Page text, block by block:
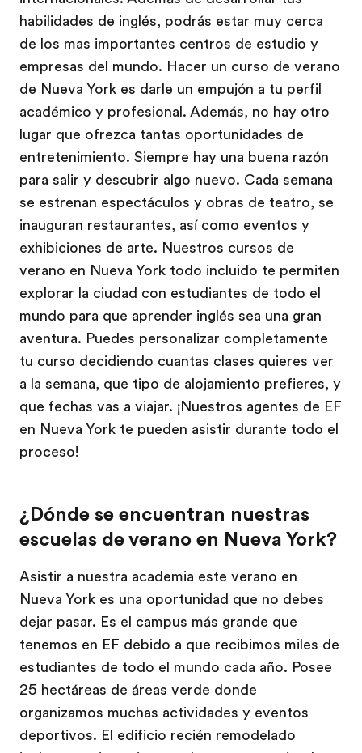
habilidades de inglés, podrás estar muy cerca
de los mas importantes centros de estudio y
empresas del mundo. Hacer un curso de verano
de Nueva York es darle un empujón a tu perfil
académico y profesional. Además, no hay otro
lugar que ofrezca tantas oportunidades de
entretenimiento. Siempre hay una buena razón
para salir y descubrir algo nuevo. Cada semana
se estrenan espectáculos y obras de teatro, se
inauguran restaurantes, así como eventos y
exhibiciones de arte. Nuestros cursos de
verano en Nueva York todo incluido te permiten
explorar la ciudad con estudiantes de todo el
mundo para que aprender inglés sea una gran
aventura. Puedes personalizar completamente
tu curso decidiendo cuantas clases quieres ver
a la semana, que tipo de alojamiento prefieres, y
que fechas vas a viajar. ¡Nuestros agentes de EF
en Nueva York te pueden asistir durante todo el
proceso!
¿Dónde se encuentran nuestras
escuelas de verano en Nueva York?
Asistir a nuestra academia este verano en
Nueva York es una oportunidad que no debes
dejar pasar. Es el campus más grande que
tenemos en EF debido a que recibimos miles de
estudiantes de todo el mundo cada año. Posee
25 hectáreas de áreas verde donde
organizamos muchas actividades y eventos
deportivos. El edificio recién remodelado